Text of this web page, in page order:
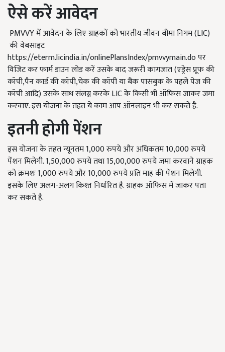
ऐसे करें आवेदन
PMVVY में आवेदन के लिए ग्राहकों को भारतीय जीवन बीमा निगम (LIC)
की वेबसाइट
https://eterm.licindia.in/onlinePlansIndex/pmvvymain.do पर
विजिट कर फार्म डाउन लोड करें उसके बाद जरूरी कागजात (एड्रेस प्रूफ की
कॉपी,पैन कार्ड की कॉपी,चेक की कॉपी या बैंक पासबुक के पहले पेज की
कॉपी आदि) उसके साथ संलग्न करके LIC के किसी भी ऑफिस जाकर जमा
करवाए. इस योजना के तहत ये काम आप ऑनलाइन भी कर सकते है.
इतनी होगी पेंशन
इस योजना के तहत न्यूनतम 1,000 रुपये और अधिकतम 10,000 रुपये
पेंशन मिलेगी. 1,50,000 रुपये तथा 15,00,000 रुपये जमा करवाने ग्राहक
को क्रमशः 1,000 रुपये और 10,000 रुपये प्रति माह की पेंशन मिलेगी.
इसके लिए अलग-अलग किश्त निर्धारित है. ग्राहक ऑफिस में जाकर पता
कर सकते है.